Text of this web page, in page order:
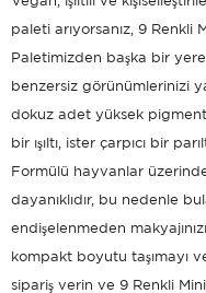
paleti arıyorsanız, 9 Renkli
Paletimizden başka bir
benzersiz görünümlerinizi
dokuz adet yüksek
bir ışıltı, ister çarpıcı bir
Formülü hayvanlar
dayanıklıdır, bu nedenle
endişelenmeden
kompakt boyutu taşımayı
sipariş verin ve 9 Renkli